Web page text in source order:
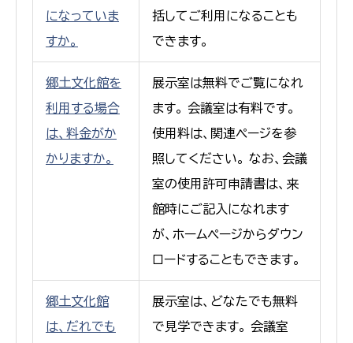
になっていま
すか。
括してご利用になることも
できます。
郷土文化館を
利用する場合
は、料金がか
かりますか。
展示室は無料でご覧になれ
ます。 会議室は有料です。
使用料は、関連ページを参
照してください。 なお、会議
室の使用許可申請書は、来
館時にご記入になれます
が、ホームページからダウン
ロードすることもできます。
郷土文化館
は、だれでも
展示室は、どなたでも無料
で見学できます。 会議室